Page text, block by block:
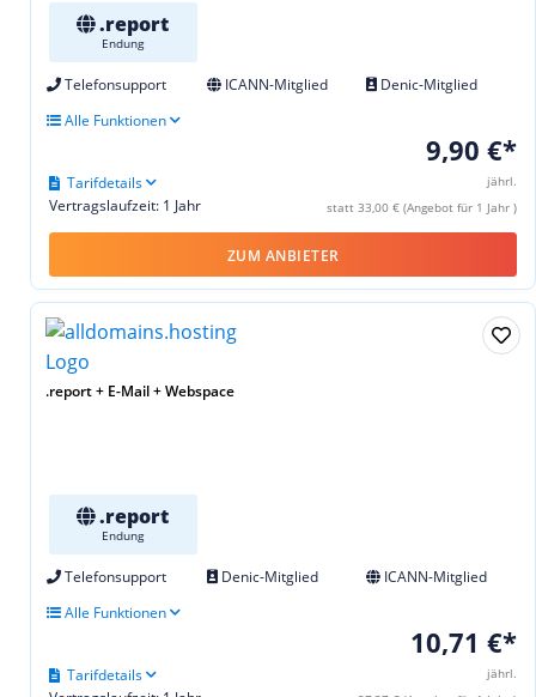
.report
Endung
Telefonsupport ICANN-Mitglied
Denic-Mitglied
Alle Funktionen
9,90 €*
jährl.
statt 33,00 € (Angebot für 1 Jahr )
Vertragslaufzeit: 1 Jahr
Tarifdetails
ZUM ANBIETER
.report + E-Mail + Webspace
.report
Endung
Telefonsupport Denic-Mitglied
ICANN-Mitglied
Alle Funktionen
10,71 €*
jährl.
Tarifdetails